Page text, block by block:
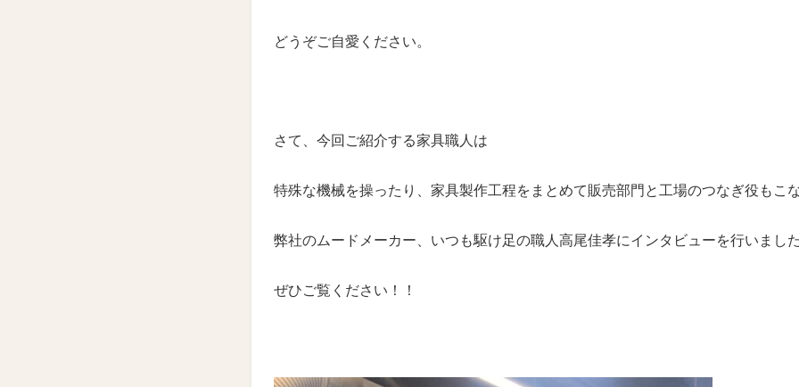
どうぞご自愛ください。
さて、今回ご紹介する家具職人は
特殊な機械を操ったり、家具製作工程をまとめて販売部門と工場のつなぎ役もこ
弊社のムードメーカー、いつも駆け足の職人 高尾佳孝にインタビューを行いまし
ぜひご覧ください！！